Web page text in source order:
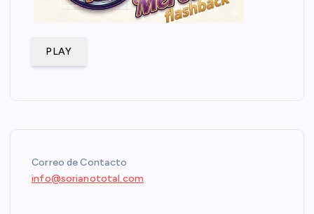
PLAY
Correo de Contacto
info@sorianototal.com